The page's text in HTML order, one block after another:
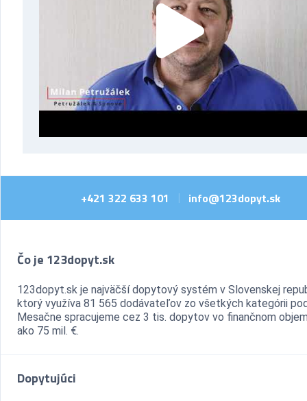
+421 322 633 101 info@123dopyt.sk
Čo je 123dopyt.sk
123dopyt.sk je najväčší dopytový systém v Slovenskej
ktorý využíva 81 565 dodávateľov zo všetkých kategórii
Mesačne spracujeme cez 3 tis. dopytov vo finančnom
ako 75 mil. €.
Dopytujúci